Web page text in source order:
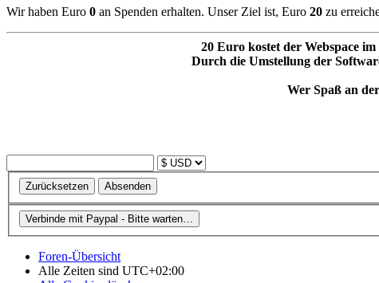
Wir haben Euro 0 an Spenden erhalten. Unser Ziel ist, Euro 20 zu
20 Euro kostet der Webspace
Durch die Umstellung der
Wer Spaß an
Foren-Übersicht
Alle Zeiten sind UTC+02:00